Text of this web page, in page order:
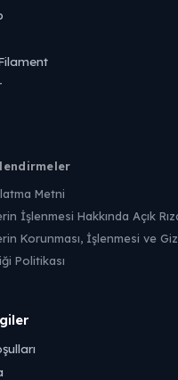
Metni
İşlenmesi Hakkında Açık
Korunması, İşlenmesi ve
Politikası